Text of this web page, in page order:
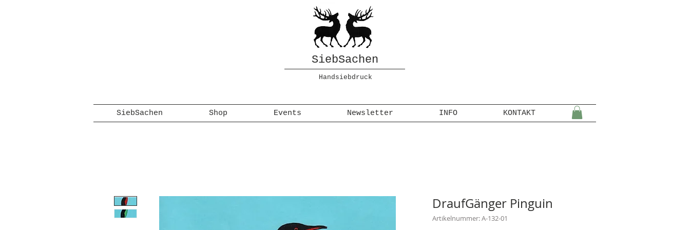
SiebSachen
Handsiebdruck
SiebSachen Shop Events Newsletter INFO KONTAKT
DraufGänger Pinguin
Artikelnummer: A-132-01